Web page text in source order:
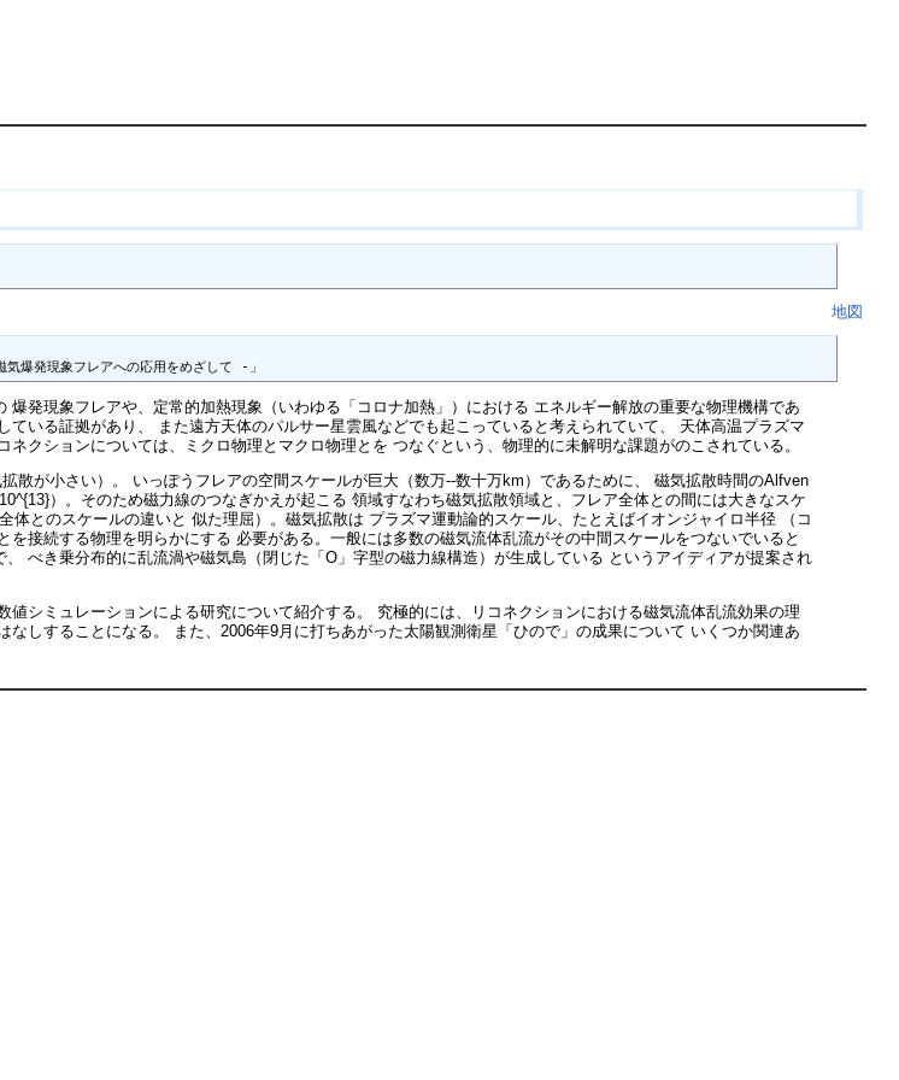
地図
爆発現象フレアへの応用をめざして -」
発現象フレアや、定常的加熱現象（いわゆる「コロナ加熱」）における エネルギー解放の重要な物理機構であ
いる証拠があり、 また遠方天体のパルサー星雲風などでも起こっていると考えられていて、 天体高温プラズマ
クションについては、ミクロ物理とマクロ物理とを つなぐという、物理的に未解明な課題がのこされている。
散が小さい）。 いっぽうフレアの空間スケールが巨大（数万--数十万km）であるために、 磁気拡散時間のAlfven
）。そのため磁力線のつなぎかえが起こる 領域すなわち磁気拡散領域と、フレア全体との間には大きなスケ
とのスケールの違いと 似た理屈）。磁気拡散は プラズマ運動論的スケール、たとえばイオンジャイロ半径 （コ
接続する物理を明らかにする 必要がある。一般には多数の磁気流体乱流がその中間スケールをつないでいると
べき乗分布的に乱流渦や磁気島（閉じた「O」字型の磁力線構造）が生成している というアイディアが提案され
シミュレーションによる研究について紹介する。 究極的には、リコネクションにおける磁気流体乱流効果の理
しすることになる。 また、2006年9月に打ちあがった太陽観測衛星「ひので」の成果について いくつか関連あ